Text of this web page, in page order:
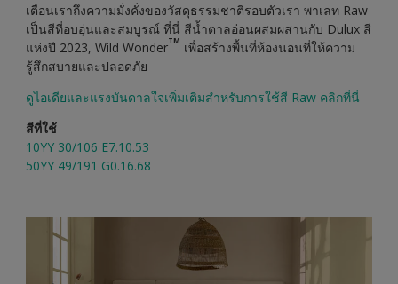
เตือนเราถึงความมั่งคั่งของวัสดุธรรมชาติรอบตัวเรา พาเลท Raw
เป็นสีที่อบอุ่นและสมบูรณ์ ที่นี่ สีน้ำตาลอ่อนผสมผสานกับ Dulux สี
แห่งปี 2023, Wild WonderTM เพื่อสร้างพื้นที่ห้องนอนที่ให้ความ
รู้สึกสบายและปลอดภัย
ดูไอเดียและแรงบันดาลใจเพิ่มเติมสำหรับการใช้สี Raw คลิกที่นี่
สีที่ใช้
10YY 30/106 E7.10.53
50YY 49/191 G0.16.68